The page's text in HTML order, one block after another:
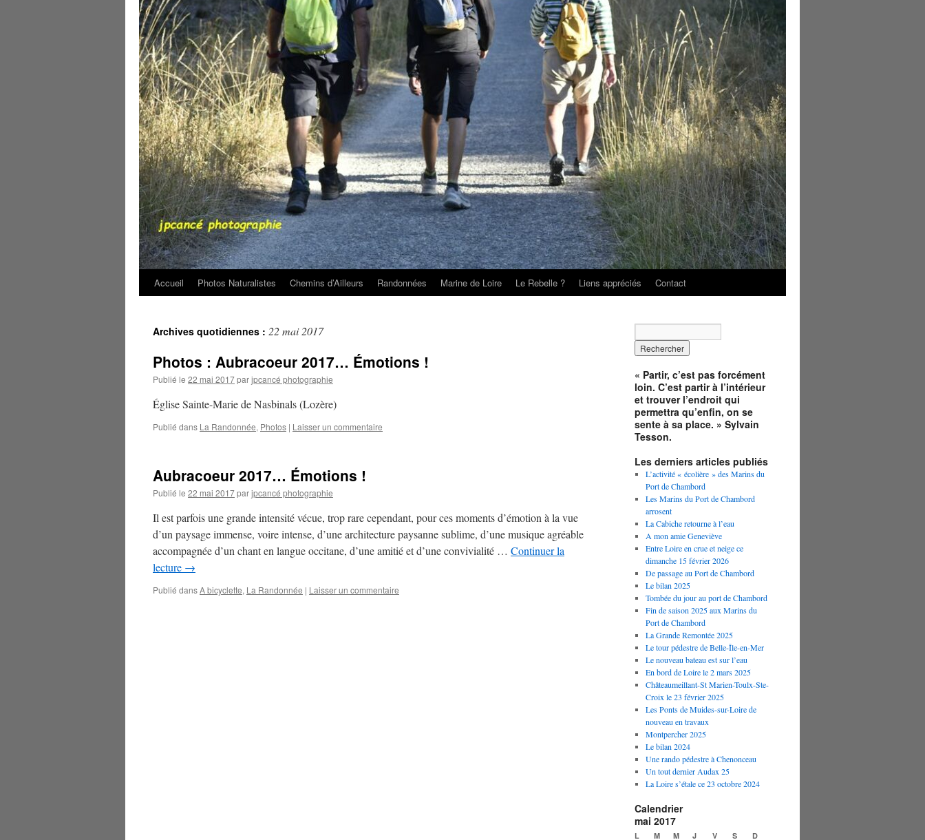
Accueil Photos Naturalistes Chemins d’Ailleurs Randonnées Marine de Loire Le Rebelle ? Liens appréciés Contact
Archives quotidiennes : 22 mai 2017
Photos : Aubracoeur 2017… Émotions !
Publié le 22 mai 2017parjpcancé photographie
Église Sainte-Marie de Nasbinals (Lozère)
Publié dans La Randonnée, Photos | Laisser un commentaire
Aubracoeur 2017… Émotions !
Publié le 22 mai 2017parjpcancé photographie
Il est parfois une grande intensité vécue, trop rare cependant, pour ces moments d’émotion à la vue
d’un paysage immense, voire intense, d’une architecture paysanne sublime, d’une musique agréable
accompagnée d’un chant en langue occitane, d’une amitié et d’une convivialité … Continuer la
lecture →
Publié dansA bicyclette, La Randonnée | Laisser un commentaire
« Partir, c’est pas forcément
loin. C’est partir à l’intérieur
et trouver l’endroit qui
permettra qu’enfin, on se
sente à sa place. » Sylvain
Tesson.
Les derniers articles publiés
L’activité « écolière » des Marins du
Port de Chambord
Les Marins du Port de Chambord
arrosent
La Cabiche retourne à l’eau
A mon amie Geneviève
Entre Loire en crue et neige ce
dimanche 15 février 2026
De passage au Port de Chambord
Le bilan 2025
Tombée du jour au port de Chambord
Fin de saison 2025 aux Marins du
Port de Chambord
La Grande Remontée 2025
Le tour pédestre de Belle-Île-en-Mer
Le nouveau bateau est sur l’eau
En bord de Loire le 2 mars 2025
Châteaumeillant-St Marien-Toulx-Ste-
Croix le 23 février 2025
Les Ponts de Muides-sur-Loire de
nouveau en travaux
Montpercher 2025
Le bilan 2024
Une rando pédestre à Chenonceau
Un tout dernier Audax 25
La Loire s’étale ce 23 octobre 2024
Calendrier
mai 2017
L M M J V S D